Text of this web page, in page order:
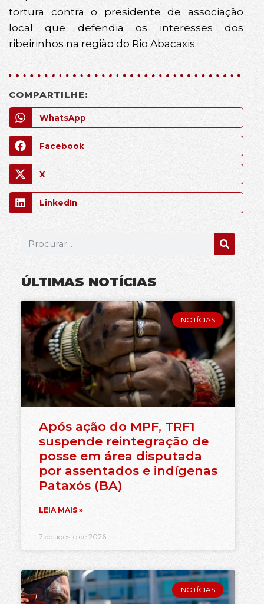
tortura contra o presidente de associação
local que defendia os interesses dos
ribeirinhos na região do Rio Abacaxis.
COMPARTILHE:
WhatsApp
Facebook
X
LinkedIn
ÚLTIMAS NOTÍCIAS
NOTÍCIAS
Após ação do MPF, TRF1
suspende reintegração de
posse em área disputada
por assentados e indígenas
Pataxós (BA)
LEIA MAIS »
7 de agosto de 2026
NOTÍCIAS